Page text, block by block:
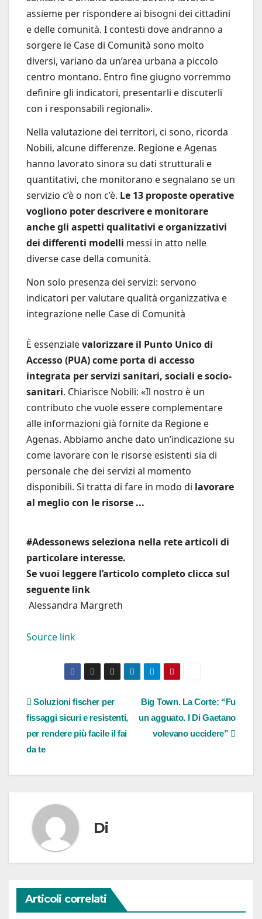
assieme per rispondere ai bisogni dei cittadini
e delle comunità. I contesti dove andranno a
sorgere le Case di Comunità sono molto
diversi, variano da un’area urbana a piccolo
centro montano. Entro fine giugno vorremmo
definire gli indicatori, presentarli e discuterli
con i responsabili regionali».
Nella valutazione dei territori, ci sono, ricorda
Nobili, alcune differenze. Regione e Agenas
hanno lavorato sinora su dati strutturali e
quantitativi, che monitorano e segnalano se un
servizio c’è o non c’è. Le 13 proposte operative
vogliono poter descrivere e monitorare
anche gli aspetti qualitativi e organizzativi
dei differenti modelli messi in atto nelle
diverse case della comunità.
Non solo presenza dei servizi: servono
indicatori per valutare qualità organizzativa e
integrazione nelle Case di Comunità
È essenzialevalorizzare il Punto Unico di
Accesso (PUA) come porta di accesso
integrata per servizi sanitari, sociali e socio-
sanitari. Chiarisce Nobili: «Il nostro è un
contributo che vuole essere complementare
alle informazioni già fornite da Regione e
Agenas. Abbiamo anche dato un’indicazione su
come lavorare con le risorse esistenti sia di
personale che dei servizi al momento
disponibili. Si tratta di fare in modo di lavorare
al meglio con le risorse ...
#Adessonews seleziona nella rete articoli di
particolare interesse.
Se vuoi leggere l’articolo completo clicca sul
seguente link
Alessandra Margreth
Source link
Navigazione
articoli
Big Town. La Corte: “Fu
un agguato. I Di Gaetano
volevano uccidere”
Soluzioni fischer per
fissaggi sicuri e resistenti,
per rendere più facile il fai
da te
Di
Articoli correlati